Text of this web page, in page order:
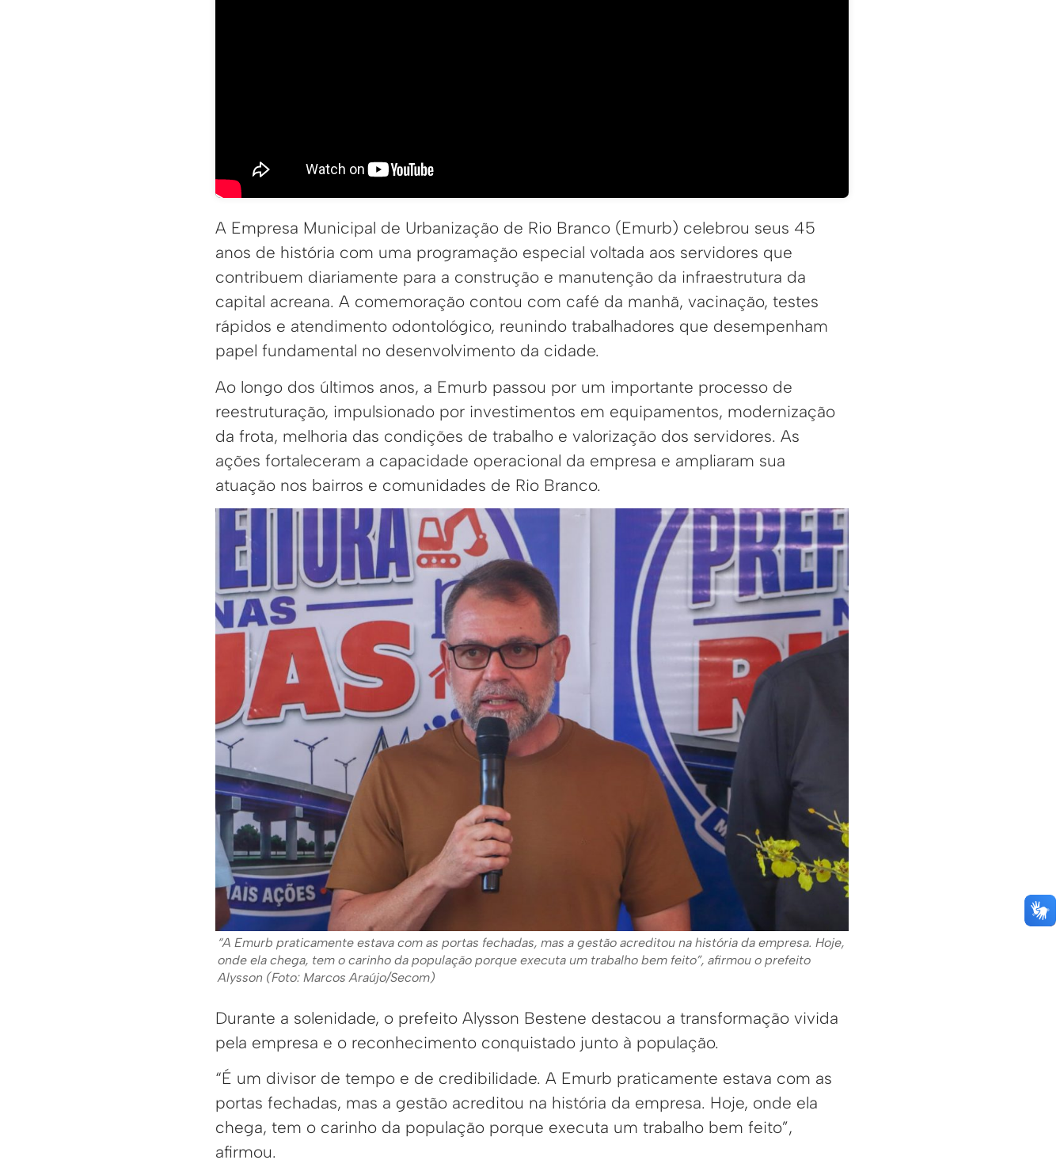
A Empresa Municipal de Urbanização de Rio Branco (Emurb) celebrou seus 45
anos de história com uma programação especial voltada aos servidores que
contribuem diariamente para a construção e manutenção da infraestrutura da
capital acreana. A comemoração contou com café da manhã, vacinação, testes
rápidos e atendimento odontológico, reunindo trabalhadores que desempenham
papel fundamental no desenvolvimento da cidade.
Ao longo dos últimos anos, a Emurb passou por um importante processo de
reestruturação, impulsionado por investimentos em equipamentos, modernização
da frota, melhoria das condições de trabalho e valorização dos servidores. As
ações fortaleceram a capacidade operacional da empresa e ampliaram sua
atuação nos bairros e comunidades de Rio Branco.
“A Emurb praticamente estava com as portas fechadas, mas a gestão acreditou na história da empresa. Hoje,
onde ela chega, tem o carinho da população porque executa um trabalho bem feito”, afirmou o prefeito
Alysson (Foto: Marcos Araújo/Secom)
Durante a solenidade, o prefeito Alysson Bestene destacou a transformação vivida
pela empresa e o reconhecimento conquistado junto à população.
“É um divisor de tempo e de credibilidade. A Emurb praticamente estava com as
portas fechadas, mas a gestão acreditou na história da empresa. Hoje, onde ela
chega, tem o carinho da população porque executa um trabalho bem feito”,
afirmou.